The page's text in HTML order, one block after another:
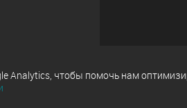
Analytics, чтобы помочь нам